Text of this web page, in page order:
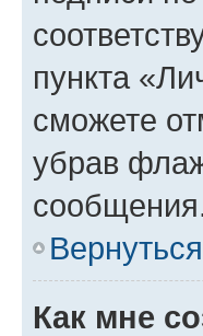
пункта
сможете
убрав
Как мне